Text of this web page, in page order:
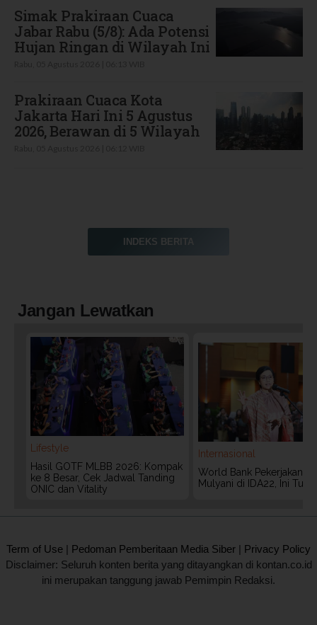
Simak Prakiraan Cuaca
Jabar Rabu (5/8): Ada Potensi
Hujan Ringan di Wilayah Ini
Prakiraan Cuaca Kota
Jakarta Hari Ini 5 Agustus
2026, Berawan di 5 Wilayah
INDEKS BERITA
Jangan Lewatkan
Lifestyle
Hasil GOTF MLBB 2026: Kompak
ke 8 Besar, Cek Jadwal Tanding
ONIC dan Vitality
Internasional
World Bank Pekerjakan
Mulyani di IDA22, Ini
Term of Use | Pedoman Pemberitaan Media Siber | Privacy Policy
Disclaimer: Seluruh konten berita yang ditayangkan di kontan.co.id
ini merupakan tanggung jawab Pemimpin Redaksi.